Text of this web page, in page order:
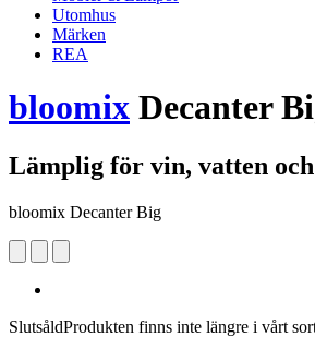
Utomhus
Märken
REA
bloomix Decanter
Lämplig för vin, vatten
bloomix Decanter Big
SlutsåldProdukten finns inte längre i vårt